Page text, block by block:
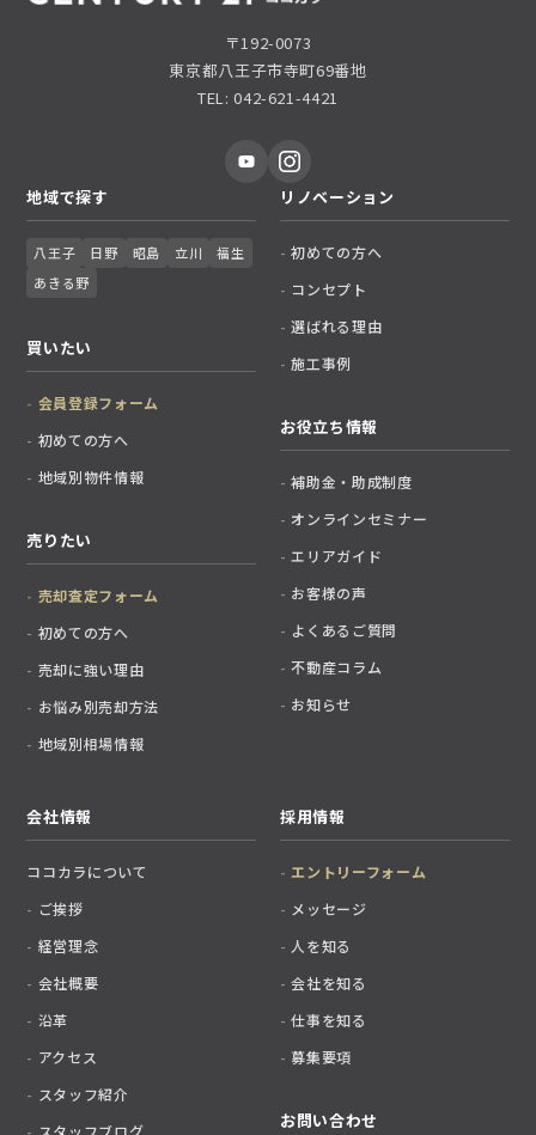
〒192-0073
東京都八王子市寺町69番地
TEL: 042-621-4421
地域で探す
八王子 日野 昭島 立川
福生
あきる野
買いたい
会員登録フォーム
初めての方へ
地域別物件情報
売りたい
売却査定フォーム
初めての方へ
売却に強い理由
お悩み別売却方法
地域別相場情報
リノベーション
初めての方へ
コンセプト
選ばれる理由
施工事例
お役立ち情報
補助金・助成制度
オンラインセミナー
エリアガイド
お客様の声
よくあるご質問
不動産コラム
お知らせ
会社情報
ココカラについて
ご挨拶
経営理念
会社概要
沿革
アクセス
スタッフ紹介
スタッフブログ
採用情報
エントリーフォーム
メッセージ
人を知る
会社を知る
仕事を知る
募集要項
お問い合わせ